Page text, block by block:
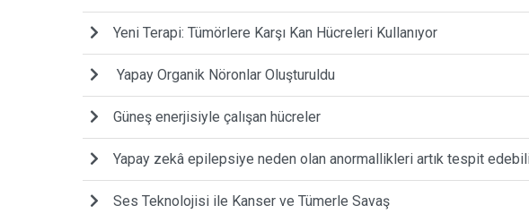
Yeni Terapi: Tümörlere Karşı Kan Hücreleri Kullanıyor
Yapay Organik Nöronlar Oluşturuldu
Güneş enerjisiyle çalışan hücreler
Yapay zekâ epilepsiye neden olan anormallikleri artık tespit
Ses Teknolojisi ile Kanser ve Tümerle Savaş